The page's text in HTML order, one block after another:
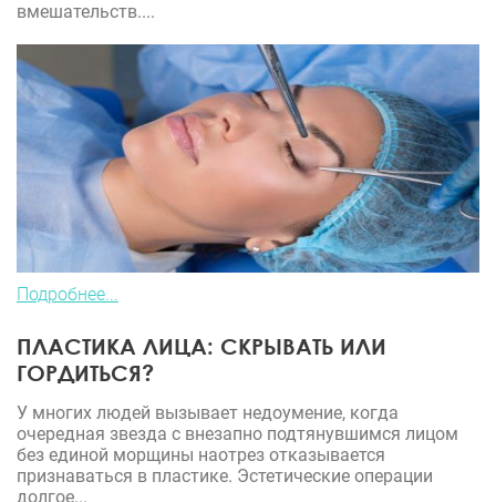
вмешательств....
Подробнее...
ПЛАСТИКА ЛИЦА: СКРЫВАТЬ ИЛИ
ГОРДИТЬСЯ?
У многих людей вызывает недоумение, когда
очередная звезда с внезапно подтянувшимся лицом
без единой морщины наотрез отказывается
признаваться в пластике. Эстетические операции
долгое...